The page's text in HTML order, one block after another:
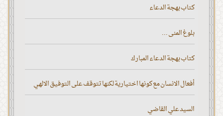
كتاب بهجة الدعاء
بلوغ المنى ...
كتاب بهجة الدعاء المبارك
أفعال الانسان مع كونها اختيارية لكنها تتوقف على التوفيق الالهي
السيد علي القاضي